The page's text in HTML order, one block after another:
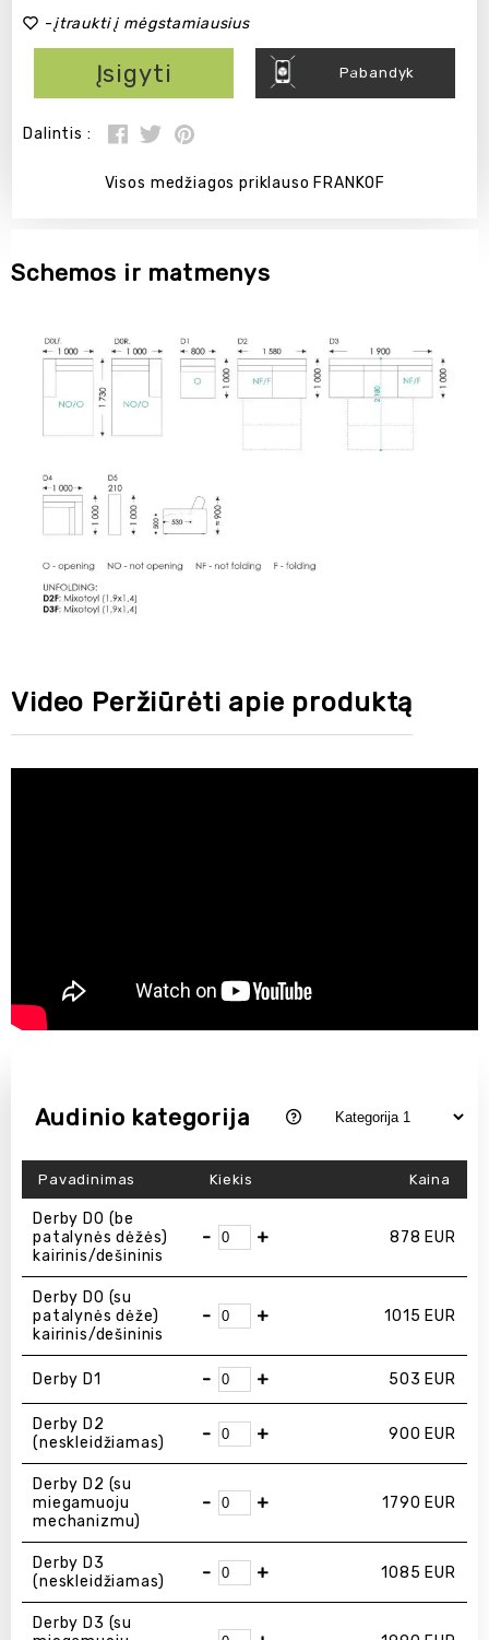
-įtraukti į mėgstamiausius
Įsigyti Pabandyk
Dalintis :
Visos medžiagos priklauso FRANKOF
Schemos ir matmenys
Video Peržiūrėti apie produktą
Audinio kategorija
Pavadinimas Kiekis Kaina
Derby D0 (be
patalynės dėžės)
kairinis/dešininis
- + 878 EUR
Derby D0 (su
patalynės dėže)
kairinis/dešininis
- + 1015 EUR
Derby D1 - + 503 EUR
Derby D2
(neskleidžiamas)
- + 900 EUR
Derby D2 (su
miegamuoju
mechanizmu)
- + 1790 EUR
Derby D3
(neskleidžiamas)
- + 1085 EUR
Derby D3 (su